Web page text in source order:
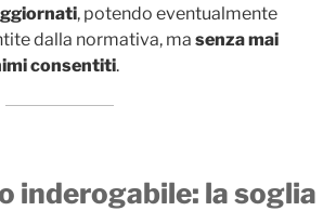
, potendo eventualmente
dalla normativa, ma senza mai
consentiti.
inderogabile: la soglia